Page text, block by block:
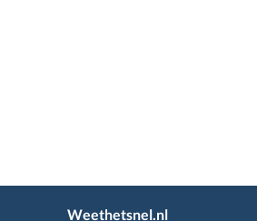
Weethetsnel.nl